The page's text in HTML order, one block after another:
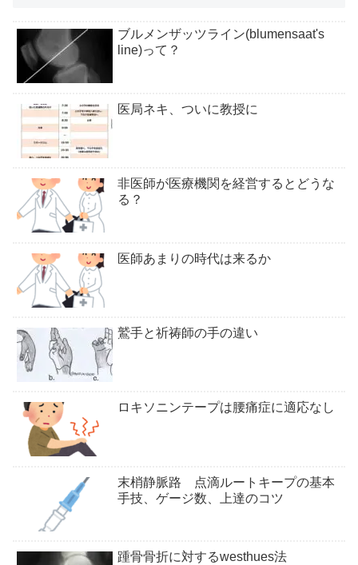
ブルメンザッツライン(blumensaat's
line)って？
医局ネキ、ついに教授に
非医師が医療機関を経営するとどうな
る？
医師あまりの時代は来るか
鷲手と祈祷師の手の違い
ロキソニンテープは腰痛症に適応なし
末梢静脈路 点滴ルートキープの基本
手技、ゲージ数、上達のコツ
踵骨骨折に対するwesthues法